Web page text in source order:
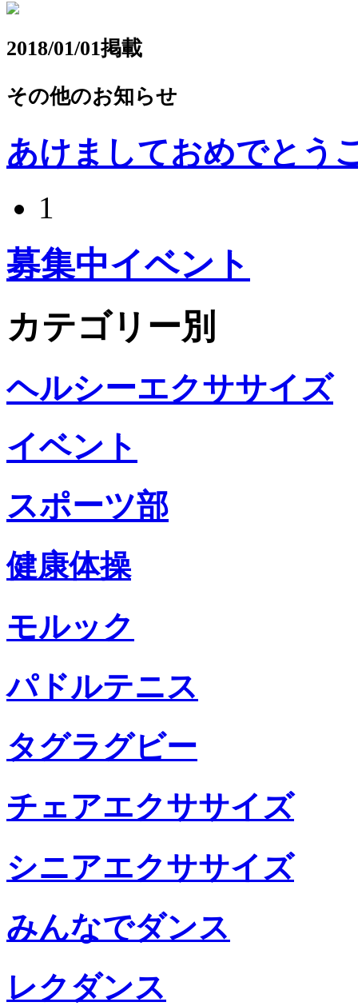
2018/01/01掲載
その他のお知らせ
あけましておめでとう
1
募集中イベント
カテゴリー別
ヘルシーエクササイズ
イベント
スポーツ部
健康体操
モルック
パドルテニス
タグラグビー
チェアエクササイズ
シニアエクササイズ
みんなでダンス
レクダンス